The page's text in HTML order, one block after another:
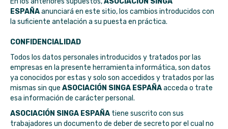
ESPAÑAanunciará en este sitio, los cambios introducidos con
la suficiente antelación a su puesta en práctica.
CONFIDENCIALIDAD
Todos los datos personales introducidos y tratados por las
empresas en la presente herramienta informática, son datos
ya conocidos por estas y solo son accedidos y tratados por las
mismas sin que ASOCIACIÓN SINGA ESPAÑAacceda o trate
esa información de carácter personal.
ASOCIACIÓN SINGA ESPAÑA tiene suscrito con sus
trabajadores un documento de deber de secreto por el cual no